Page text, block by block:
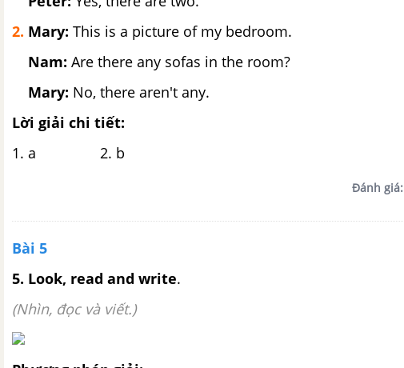
2. Mary: This is a picture of my bedroom.
Nam: Are there any sofas in the room?
Mary: No, there aren't any.
Lời giải chi tiết:
1. a 2. b
Đánh giá:
Bài 5
5. Look, read and write.
(Nhìn, đọc và viết.)